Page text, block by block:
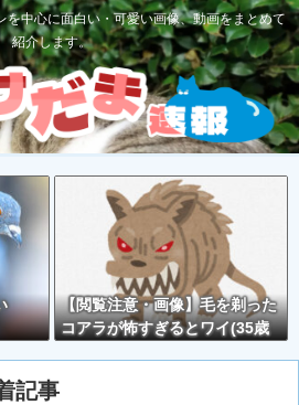
を中心に面白い・可愛い画像、動画をまとめて
紹介します。
【閲覧注意・画像】毛を剃った
コアラが怖すぎるとワイ(35歳
記事